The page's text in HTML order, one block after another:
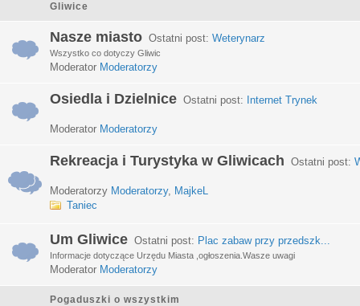
Gliwice
Nasze miasto Ostatni post: Weterynarz
Wszystko co dotyczy Gliwic
Moderator Moderatorzy
Osiedla i Dzielnice Ostatni post: Internet Trynek
Moderator Moderatorzy
Rekreacja i Turystyka w Gliwicach Ostatni post:
Moderatorzy Moderatorzy, MajkeL
Taniec
Um Gliwice Ostatni post: Plac zabaw przy przedszk...
Informacje dotyczące Urzędu Miasta ,ogłoszenia.Wasze uwagi
Moderator Moderatorzy
Pogaduszki o wszystkim